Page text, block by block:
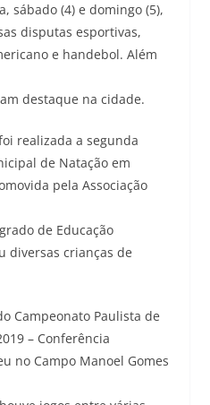
sábado (4) e domingo (5),
disputas esportivas,
e handebol. Além
destaque na cidade.
realizada a segunda
de Natação em
pela Associação
de Educação
diversas crianças de
Campeonato Paulista de
– Conferência
no Campo Manoel Gomes